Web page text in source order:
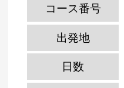
コース番号
出発地
日数